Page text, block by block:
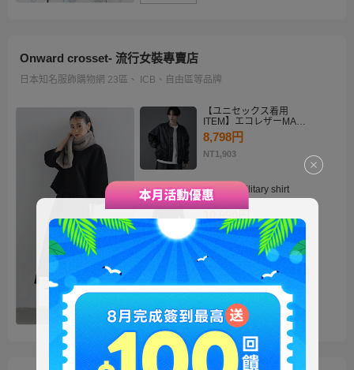
Onward crosset- 流行女裝專賣店
日本知名服飾購物網 23區、 ICB、自由區等品牌
【ユニセックス着用
ITEM】エコレザーMA－
1
8,798円
NT1,903
・2way military shirt
dress
NT2,378
【洗える】褒めらレディ
テーラード ジャケット
14,900円
NT3,224